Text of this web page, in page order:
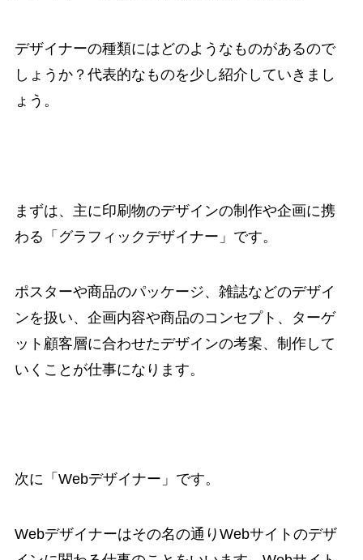
デザイナーの種類にはどのようなものがあるので
しょうか？代表的なものを少し紹介していきまし
ょう。
まずは、主に印刷物のデザインの制作や企画に携
わる 「グラフィックデザイナー 」です。
ポスターや商品のパッケージ、雑誌などのデザイ
ンを扱い、企画内容や商品のコンセプト、ターゲ
ット顧客層に合わせたデザインの考案、制作して
いくことが仕事になります。
次に 「Webデザイナー」 です。
Webデザイナーはその名の通りWebサイトのデザ